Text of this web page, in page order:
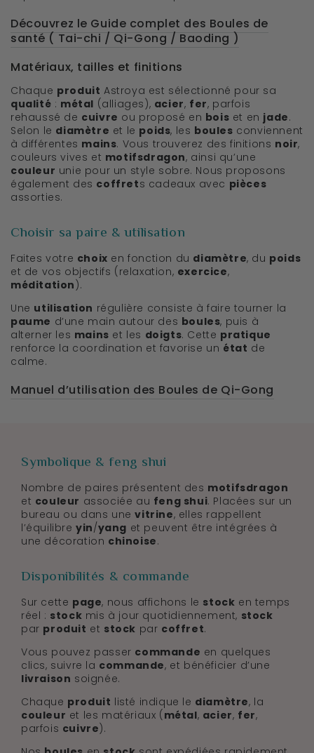
Découvrez le Guide complet des Boules de
santé ( Tai-chi / Qi-Gong / Baoding )
Matériaux, tailles et finitions
Chaque produit Astroya est sélectionné pour sa
qualité : métal (alliages), acier, fer, parfois
rehaussé de cuivre ou proposé en bois et en jade.
Selon le diamètre et le poids, les boules conviennent
à différentes mains. Vous trouverez des finitions noir,
couleurs vives et motifsdragon, ainsi qu’une
couleur unie pour un style sobre. Nous proposons
également des coffrets cadeaux avec pièces
assorties.
Choisir sa paire & utilisation
Faites votre choix en fonction du diamètre, du poids
et de vos objectifs (relaxation, exercice,
méditation ).
Une utilisation régulière consiste à faire tourner la
paume d’une main autour des boules, puis à
alterner les mains et les doigts. Cette pratique
renforce la coordination et favorise un état de
calme.
Manuel d’utilisation des Boules de Qi-Gong
Symbolique & feng shui
Nombre de paires présentent des motifsdragon
et couleur associée au feng shui. Placées sur un
bureau ou dans unevitrine, elles rappellent
l’équilibreyin/yang et peuvent être intégrées à
une décoration chinoise.
Disponibilités & commande
Sur cette page, nous affichons le stock en temps
réel : stock mis à jour quotidiennement, stock
par produit et stock par coffret.
Vous pouvez passer commande en quelques
clics, suivre la commande, et bénéficier d’une
livraison soignée.
Chaque produit listé indique le diamètre, la
couleur et les matériaux ( métal, acier, fer,
parfois cuivre).